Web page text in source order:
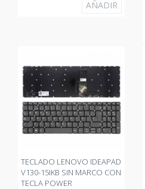
TECLADO LENOVO IDEAPAD
V130-15IKB SIN MARCO CON
TECLA POWER